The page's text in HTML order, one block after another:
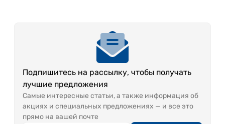
Подпишитесь на рассылку, чтобы получать
лучшие предложения
Самые интересные статьи, а также информация об
акциях и специальных предложениях — и все это
прямо на вашей почте